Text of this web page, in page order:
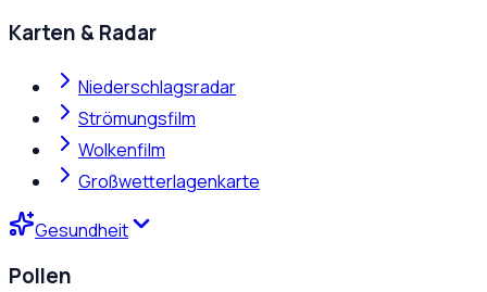
Karten & Radar
Niederschlagsradar
Strömungsfilm
Wolkenfilm
Großwetterlagenkarte
Gesundheit
Pollen